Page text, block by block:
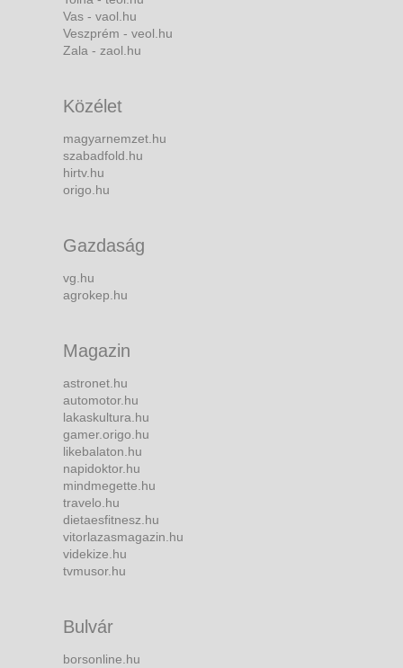
Vas - vaol.hu
Veszprém - veol.hu
Zala - zaol.hu
Közélet
magyarnemzet.hu
szabadfold.hu
hirtv.hu
origo.hu
Gazdaság
vg.hu
agrokep.hu
Magazin
astronet.hu
automotor.hu
lakaskultura.hu
gamer.origo.hu
likebalaton.hu
napidoktor.hu
mindmegette.hu
travelo.hu
dietaesfitnesz.hu
vitorlazasmagazin.hu
videkize.hu
tvmusor.hu
Bulvár
borsonline.hu